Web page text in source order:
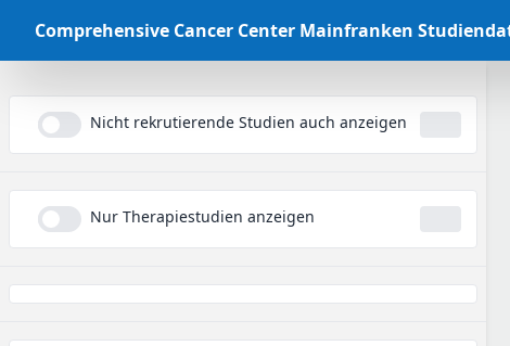
Comprehensive Cancer Center Mainfranken
Nicht rekrutierende Studien auch anzeigen
Nur Therapiestudien anzeigen